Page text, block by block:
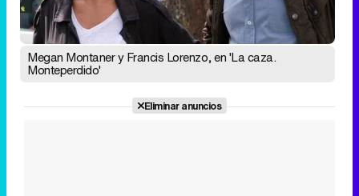
Megan Montaner y Francis Lorenzo, en 'La caza.
Monteperdido'
Eliminar anuncios